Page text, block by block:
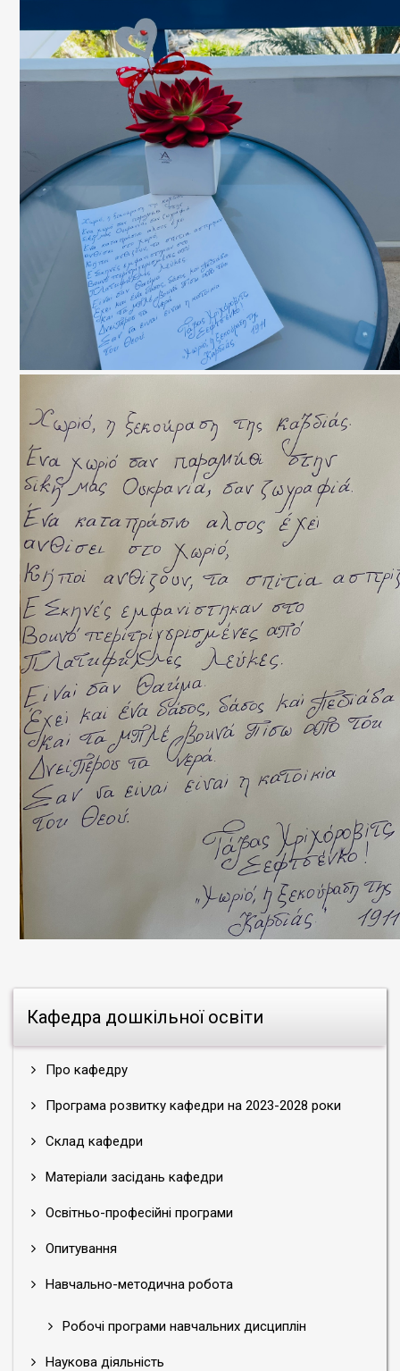
Кафедра дошкільної освіти
Про кафедру
Програма розвитку кафедри на 2023-2028 роки
Склад кафедри
Матеріали засідань кафедри
Освітньо-професійні програми
Опитування
Навчально-методична робота
Робочі програми навчальних дисциплін
Наукова діяльність